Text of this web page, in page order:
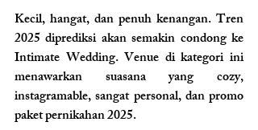
Kecil, hangat, dan penuh kenangan. Tren
2025 diprediksi akan semakin condong ke
Intimate Wedding. Venue di kategori ini
menawarkan suasana yang cozy,
instagramable, sangat personal, dan promo
paket pernikahan 2025.